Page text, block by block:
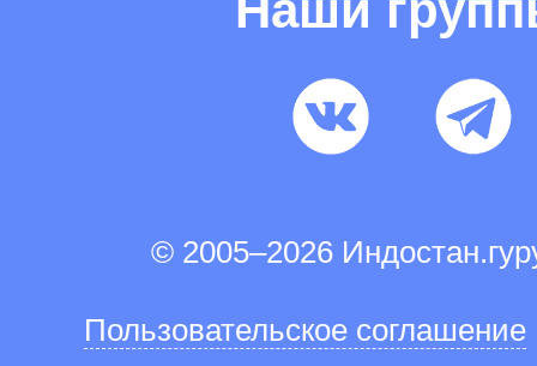
© 2005–2026
Пользовательское соглашение